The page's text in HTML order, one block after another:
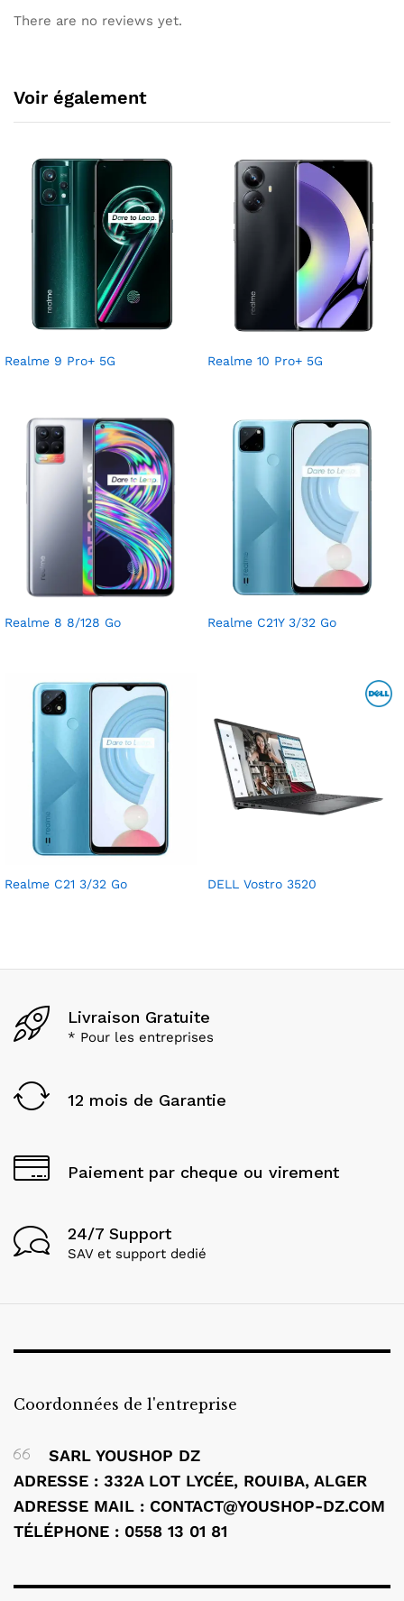
There are no reviews yet.
Voir également
Realme 9 Pro+ 5G Realme 10 Pro+ 5G
Realme 8 8/128 Go Realme C21Y 3/32 Go
Realme C21 3/32 Go DELL Vostro 3520
Livraison Gratuite
* Pour les entreprises
12 mois de Garantie
Paiement par cheque ou virement
24/7 Support
SAV et support dedié
Coordonnées de l'entreprise
SARL YOUSHOP DZ
ADRESSE : 332A LOT LYCÉE, ROUIBA, ALGER
ADRESSE MAIL : CONTACT@YOUSHOP-DZ.COM
TÉLÉPHONE : 0558 13 01 81